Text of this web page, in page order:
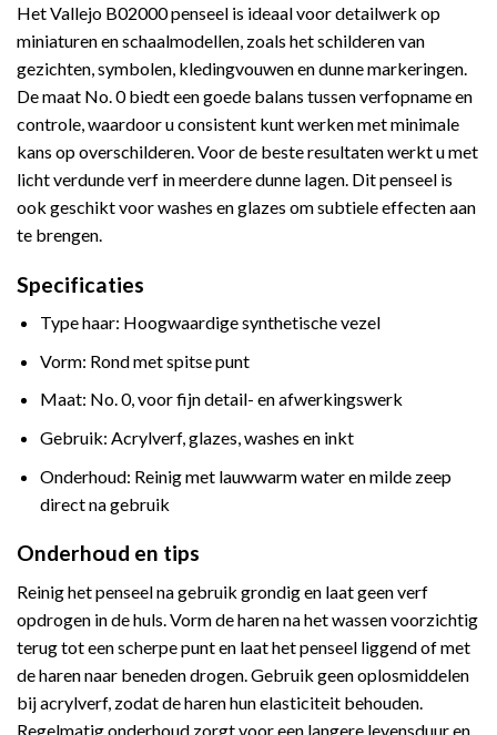
Het Vallejo B02000 penseel is ideaal voor detailwerk op
miniaturen en schaalmodellen, zoals het schilderen van
gezichten, symbolen, kledingvouwen en dunne markeringen.
De maat No. 0 biedt een goede balans tussen verfopname en
controle, waardoor u consistent kunt werken met minimale
kans op overschilderen. Voor de beste resultaten werkt u met
licht verdunde verf in meerdere dunne lagen. Dit penseel is
ook geschikt voor washes en glazes om subtiele effecten aan
te brengen.
Specificaties
Type haar: Hoogwaardige synthetische vezel
Vorm: Rond met spitse punt
Maat: No. 0, voor fijn detail- en afwerkingswerk
Gebruik: Acrylverf, glazes, washes en inkt
Onderhoud: Reinig met lauwwarm water en milde zeep
direct na gebruik
Onderhoud en tips
Reinig het penseel na gebruik grondig en laat geen verf
opdrogen in de huls. Vorm de haren na het wassen voorzichtig
terug tot een scherpe punt en laat het penseel liggend of met
de haren naar beneden drogen. Gebruik geen oplosmiddelen
bij acrylverf, zodat de haren hun elasticiteit behouden.
Regelmatig onderhoud zorgt voor een langere levensduur en